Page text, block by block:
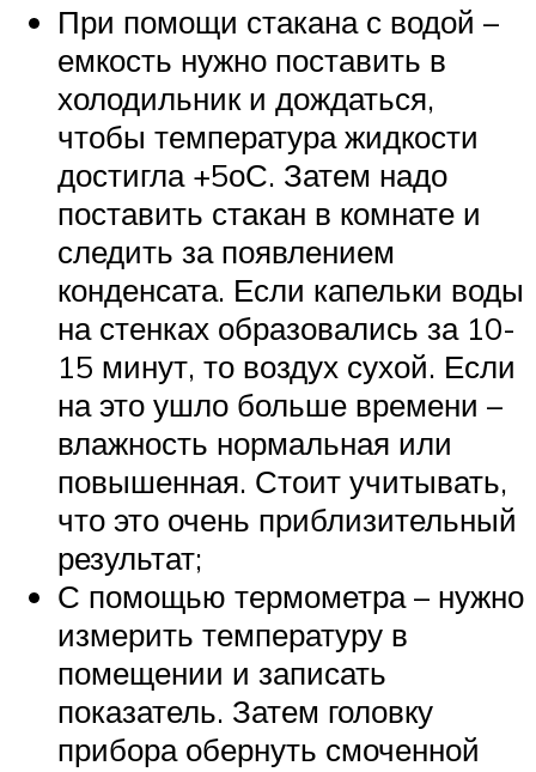
При помощи стакана с водой –
емкость нужно поставить в
холодильник и дождаться,
чтобы температура жидкости
достигла +5оС. Затем надо
поставить стакан в комнате и
следить за появлением
конденсата. Если капельки воды
на стенках образовались за 10-
15 минут, то воздух сухой. Если
на это ушло больше времени –
влажность нормальная или
повышенная. Стоит учитывать,
что это очень приблизительный
результат;
С помощью термометра – нужно
измерить температуру в
помещении и записать
показатель. Затем головку
прибора обернуть смоченной